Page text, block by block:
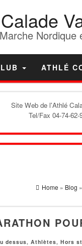
Nordique
ATHLÉ
Site Web de l'Athlé
Tel/Fax 04-74-
Home » Blog »
dessus, Athlètes, Hors